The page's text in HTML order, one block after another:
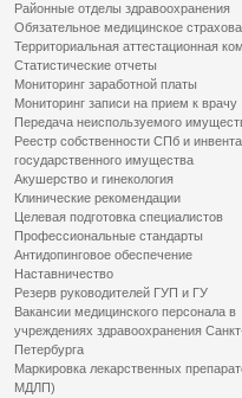
Районные отделы здравоохранения
Обязательное медицинское
Территориальная аттестационная
Статистические отчеты
Мониторинг заработной платы
Мониторинг записи на прием к врачу
Передача неиспользуемого
Реестр собственности СПб и
государственного имущества
Акушерство и гинекология
Клинические рекомендации
Целевая подготовка специалистов
Профессиональные стандарты
Антидопинговое обеспечение
Наставничество
Резерв руководителей ГУП и ГУ
Вакансии медицинского персонала в
учреждениях здравоохранения
Петербурга
Маркировка лекарственных
МДЛП)